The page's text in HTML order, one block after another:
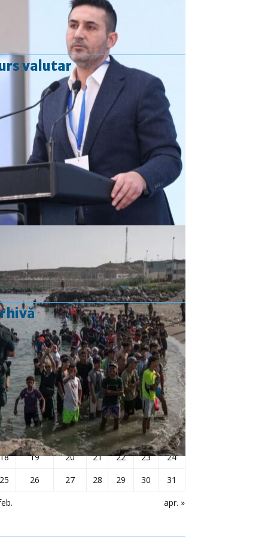
valutar
Curs valutar: 06 Aug 2026
EUR
: 5,2513 RON
+0,0024 ▲
USD: 4,5507 RON
+0,0027 ▲
CHF
: 5,6221 RON
+0,0011 ▲
GBP: 6,1236 RON
-0,0008 ▼
Convertor valutar
»
Rezultat:
martie 2019
L Ma Mi J V S D
apr. »
1 2
3
4
5 6 7 8 9
10
12 13 14 15 16
17
19 20 21 22 23
24
26 27 28 29 30 31